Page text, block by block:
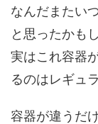
なんだまたい
と思ったかも
実はこれ容器
るのはレギュ
容器が違うだ